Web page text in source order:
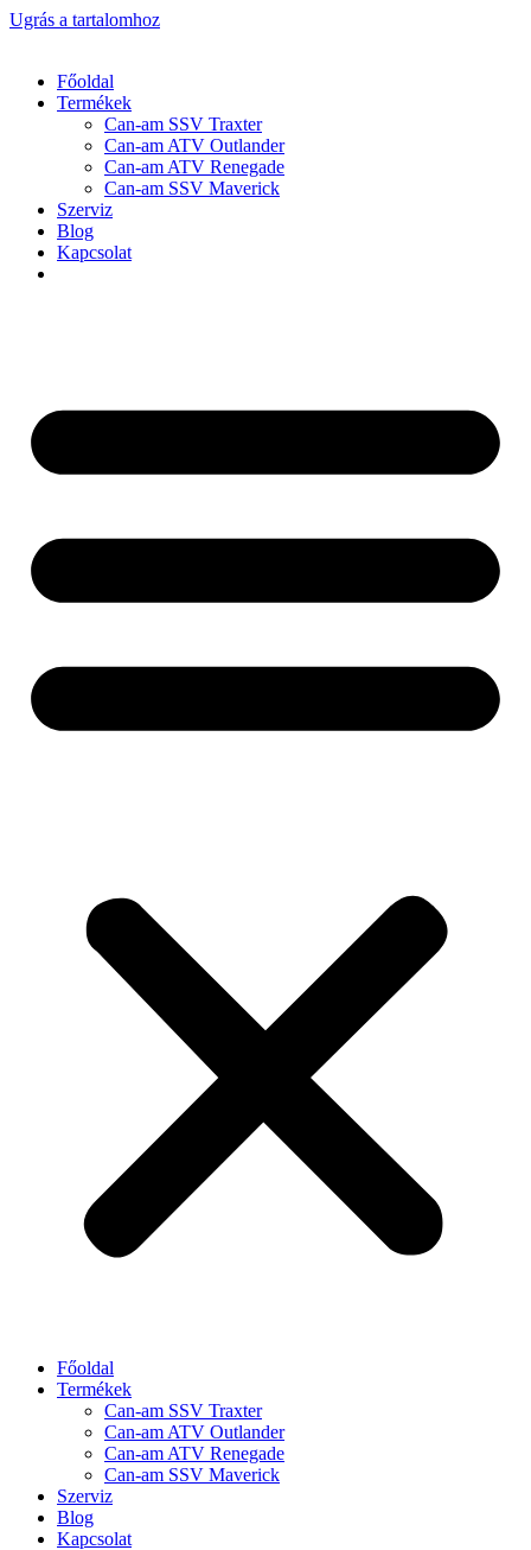
Ugrás a tartalomhoz
Főoldal
Termékek
Can-am SSV Traxter
Can-am ATV Outlander
Can-am ATV Renegade
Can-am SSV Maverick
Szerviz
Blog
Kapcsolat
Főoldal
Termékek
Can-am SSV Traxter
Can-am ATV Outlander
Can-am ATV Renegade
Can-am SSV Maverick
Szerviz
Blog
Kapcsolat